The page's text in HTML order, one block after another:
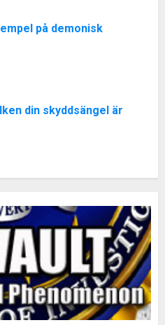
på demonisk
din skyddsängel är